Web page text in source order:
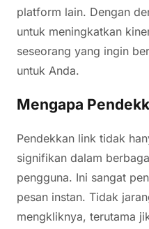
platform lain. Dengan
untuk meningkatkan
seseorang yang ingin
untuk Anda.
Mengapa
Pendekkan link tidak
signifikan dalam
pengguna. Ini sangat
pesan instan. Tidak
mengkliknya, terutama